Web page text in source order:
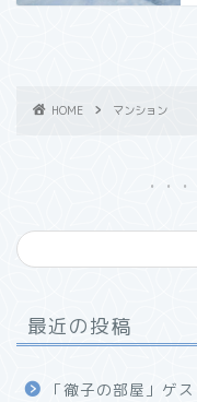
HOME マンション
最近の投稿
「徹子の部屋」ゲ